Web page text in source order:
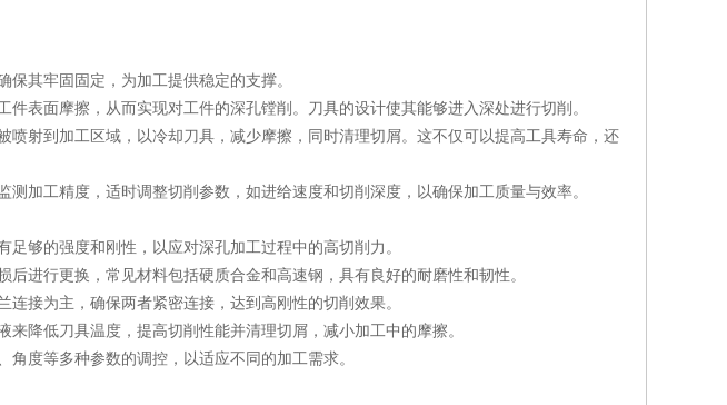
其牢固固定，为加工提供稳定的支撑。
面摩擦，从而实现对工件的深孔镗削。刀具的设计使其能够进入深处进行切削。
射到加工区域，以冷却刀具，减少摩擦，同时清理切屑。这不仅可以提高工具寿命，还
工精度，适时调整切削参数，如进给速度和切削深度，以确保加工质量与效率。
够的强度和刚性，以应对深孔加工过程中的高切削力。
进行更换，常见材料包括硬质合金和高速钢，具有良好的耐磨性和韧性。
接为主，确保两者紧密连接，达到高刚性的切削效果。
降低刀具温度，提高切削性能并清理切屑，减小加工中的摩擦。
度等多种参数的调控，以适应不同的加工需求。